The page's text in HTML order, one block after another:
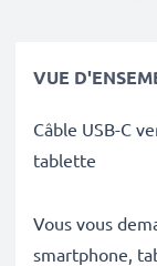
VUE
Câble USB-C
tablette
Vous vous
smartphone,